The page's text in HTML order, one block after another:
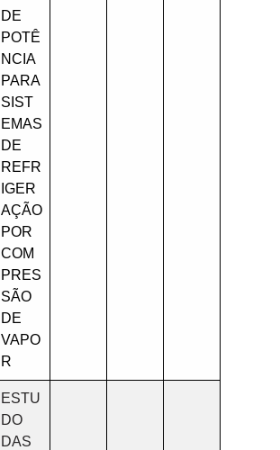
DE
POTÊ
NCIA
PARA
SIST
EMAS
DE
REFR
IGER
AÇÃO
POR
COM
PRES
SÃO
DE
VAPO
R
ESTU
DO
DAS